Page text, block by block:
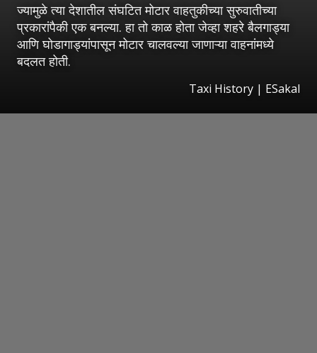
ज्यामुळे त्या देशातील संघटित मोटार वाहतुकीच्या सुरुवातीच्या
प्रकारांपैकी एक बनल्या. हा तो काळ होता जेव्हा शहरे बैलगाड्या
आणि घोडागाड्यांपासून मोटार चालवल्या जाणाऱ्या वाहनांमध्ये
बदलत होती.
Taxi History | ESakal